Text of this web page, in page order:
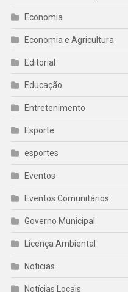
Economia
Economia e Agricultura
Editorial
Educação
Entretenimento
Esporte
esportes
Eventos
Eventos Comunitários
Governo Municipal
Licença Ambiental
Noticias
Notícias Locais